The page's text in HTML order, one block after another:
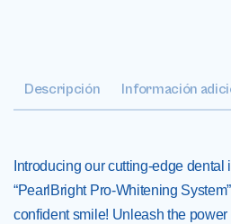
Descripción Información
Introducing our cutting-edge dental
“PearlBright Pro-Whitening
confident smile! Unleash the